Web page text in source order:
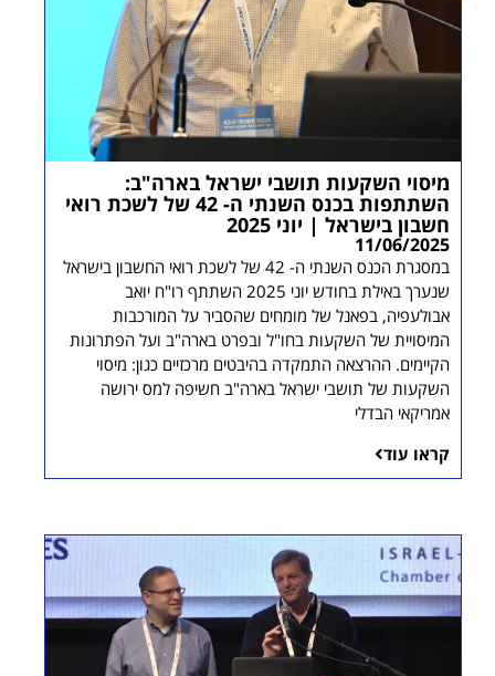
מיסוי השקעות תושבי ישראל בארה"ב:
השתתפות בכנס השנתי ה- 42 של לשכת רואי
חשבון בישראל | יוני 2025
11/06/2025
במסגרת הכנס השנתי ה- 42 של לשכת רואי החשבון בישראל
שנערך באילת בחודש יוני 2025 השתתף רו"ח יואב
אבולעפיה, בפאנל של מומחים שהסביר על המורכבות
המיסויית של השקעות בחו"ל ובפרט בארה"ב ועל הפתרונות
הקיימים. ההרצאה התמקדה בהיבטים מרכזיים כגון: מיסוי
השקעות של תושבי ישראל בארה"ב חשיפה למס ירושה
אמריקאי הבדלי
קראו עוד